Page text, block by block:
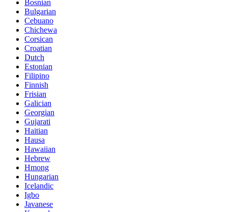
Bosnian
Bulgarian
Cebuano
Chichewa
Corsican
Croatian
Dutch
Estonian
Filipino
Finnish
Frisian
Galician
Georgian
Gujarati
Haitian
Hausa
Hawaiian
Hebrew
Hmong
Hungarian
Icelandic
Igbo
Javanese